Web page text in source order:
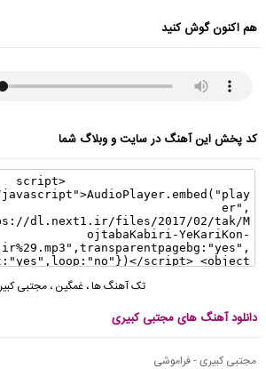
هم اکنون گوش کنید
کد پخش این آهنگ در سایت و وبلاگ شما
تک آهنگ ها،غمگین ،مجتبی
دانلود آهنگ های مجتبی کبیری
مجتبی کبیری - فراموشی